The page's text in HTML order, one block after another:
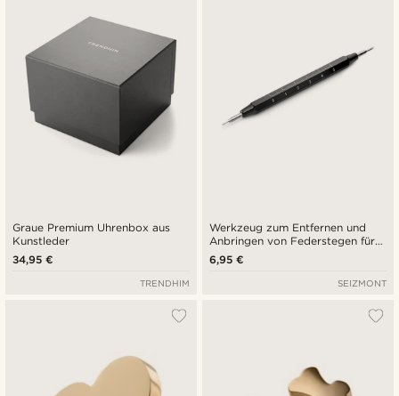
Graue Premium Uhrenbox aus
Kunstleder
34,95 €
TRENDHIM
Werkzeug zum Entfernen und
Anbringen von Federstegen für
Uhrenarmbänder
6,95 €
SEIZMONT